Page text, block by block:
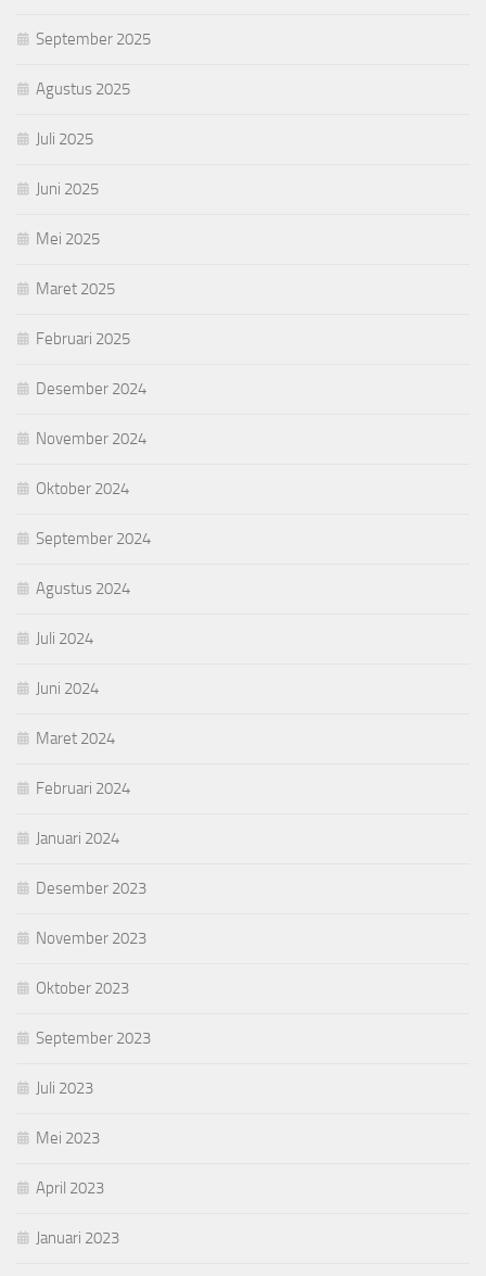
September 2025
Agustus 2025
Juli 2025
Juni 2025
Mei 2025
Maret 2025
Februari 2025
Desember 2024
November 2024
Oktober 2024
September 2024
Agustus 2024
Juli 2024
Juni 2024
Maret 2024
Februari 2024
Januari 2024
Desember 2023
November 2023
Oktober 2023
September 2023
Juli 2023
Mei 2023
April 2023
Januari 2023